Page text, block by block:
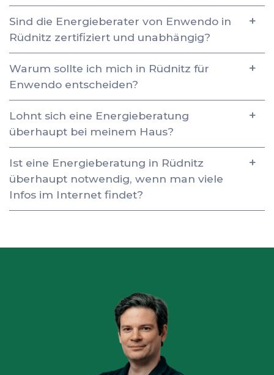
Sind die Energieberater von Enwendo in
Rüdnitz zertifiziert und unabhängig?
Warum sollte ich mich in Rüdnitz für
Enwendo entscheiden?
Lohnt sich eine Energieberatung
überhaupt bei meinem Haus?
Ist eine Energieberatung in Rüdnitz
überhaupt notwendig, wenn man viele
Infos im Internet findet?